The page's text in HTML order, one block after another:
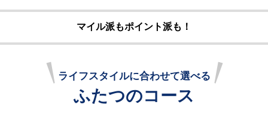
マイル派もポイント派も！
ライフスタイルに合わせて選べる
ふたつのコース